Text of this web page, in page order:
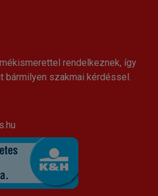
rendelkeznek, így
bármilyen szakmai kérdéssel.